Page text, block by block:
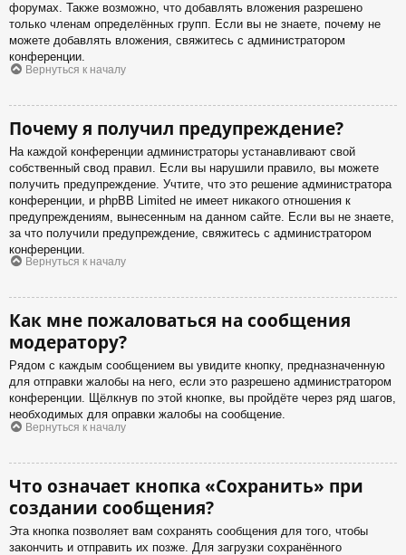
форумах. Также возможно, что добавлять вложения разрешено
только членам определённых групп. Если вы не знаете, почему не
можете добавлять вложения, свяжитесь с администратором
конференции.
Вернуться к началу
Почему я получил предупреждение?
На каждой конференции администраторы устанавливают свой
собственный свод правил. Если вы нарушили правило, вы можете
получить предупреждение. Учтите, что это решение администратора
конференции, и phpBB Limited не имеет никакого отношения к
предупреждениям, вынесенным на данном сайте. Если вы не знаете,
за что получили предупреждение, свяжитесь с администратором
конференции.
Вернуться к началу
Как мне пожаловаться на сообщения
модератору?
Рядом с каждым сообщением вы увидите кнопку, предназначенную
для отправки жалобы на него, если это разрешено администратором
конференции. Щёлкнув по этой кнопке, вы пройдёте через ряд шагов,
необходимых для оправки жалобы на сообщение.
Вернуться к началу
Что означает кнопка «Сохранить» при
создании сообщения?
Эта кнопка позволяет вам сохранять сообщения для того, чтобы
закончить и отправить их позже. Для загрузки сохранённого